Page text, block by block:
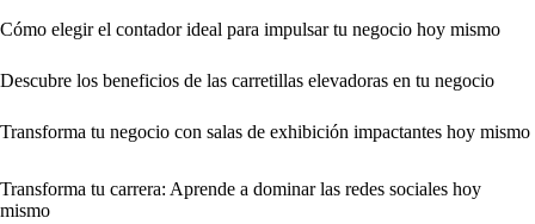
Cómo elegir el contador ideal para impulsar tu negocio hoy mismo
Descubre los beneficios de las carretillas elevadoras en tu negocio
Transforma tu negocio con salas de exhibición impactantes hoy mismo
Transforma tu carrera: Aprende a dominar las redes sociales hoy
mismo